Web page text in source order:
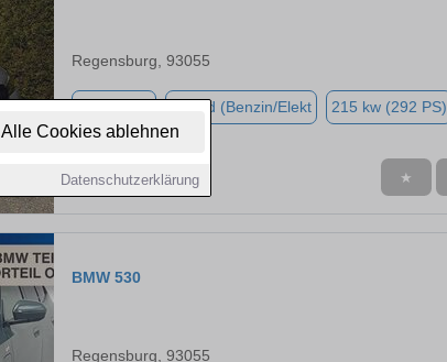
Alle Cookies ablehnen
Datenschutzerklärung
Regensburg, 93055
Hybrid (Benzin/Elekt 215 kw (292 PS)
★
BMW 530
Regensburg, 93055